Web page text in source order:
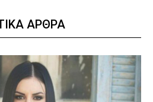
ΑΡΘΡΑ